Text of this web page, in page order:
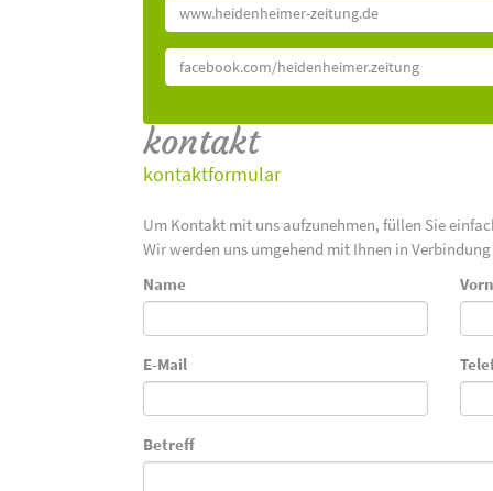
www.heidenheimer-zeitung.de
facebook.com/heidenheimer.zeitung
kontakt
kontaktformular
Um Kontakt mit uns aufzunehmen, füllen Sie
Wir werden uns umgehend mit Ihnen in
Name
E-Mail
Betreff